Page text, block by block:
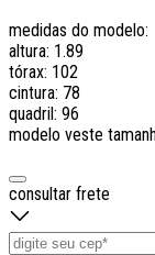
medidas do modelo:
altura: 1.89
tórax: 102
cintura: 78
quadril: 96
modelo veste
consultar frete